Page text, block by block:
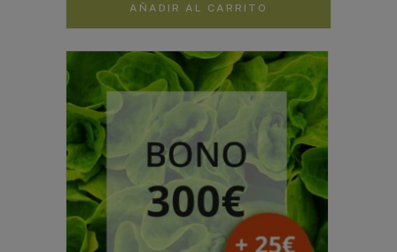
AÑADIR AL CARRITO